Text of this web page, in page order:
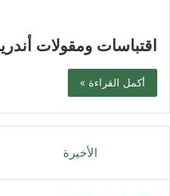
اقتباسات ومقولات
أكمل القراءة »
الأخيرة